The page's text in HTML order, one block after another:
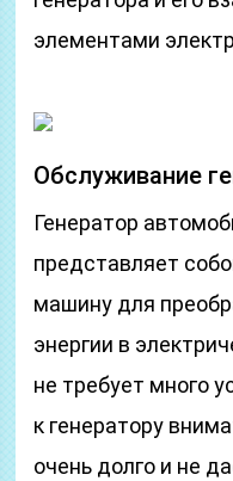
элементами
Обслуживание
Генератор
представляет
машину для
энергии в
не требует много
к генератору
очень долго и не